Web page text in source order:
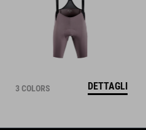
3 COLORS DETTAGLI